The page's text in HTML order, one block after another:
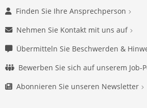
Finden Sie Ihre Ansprechperson
Nehmen Sie Kontakt mit uns auf
Übermitteln Sie Beschwerden &
Bewerben Sie sich auf unserem Job-
Abonnieren Sie unseren Newsletter